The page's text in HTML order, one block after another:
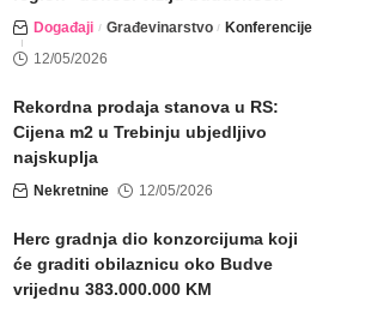
Događaji Građevinarstvo
Konferencije
12/05/2026
Rekordna prodaja stanova u RS:
Cijena m2 u Trebinju ubjedljivo
najskuplja
Nekretnine 12/05/2026
Herc gradnja dio konzorcijuma koji
će graditi obilaznicu oko Budve
vrijednu 383.000.000 KM